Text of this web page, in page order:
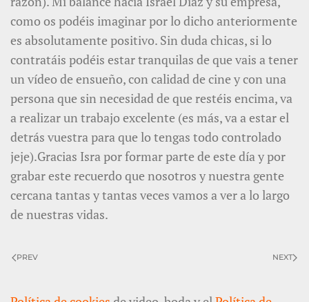
como os podéis imaginar por lo dicho anteriormente
es absolutamente positivo. Sin duda chicas, si lo
contratáis podéis estar tranquilas de que vais a tener
un vídeo de ensueño, con calidad de cine y con una
persona que sin necesidad de que restéis encima, va
a realizar un trabajo excelente (es más, va a estar el
detrás vuestra para que lo tengas todo controlado
jeje).Gracias Isra por formar parte de este día y por
grabar este recuerdo que nosotros y nuestra gente
cercana tantas y tantas veces vamos a ver a lo largo
de nuestras vidas.
PREV NEXT